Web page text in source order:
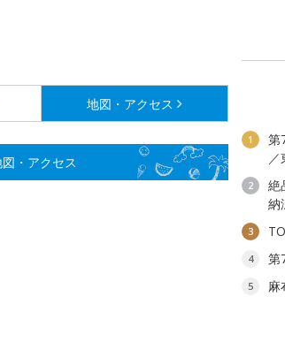
地図・アクセス
・アクセス
1
第
／
2
絶
納
3
4 第
5
麻